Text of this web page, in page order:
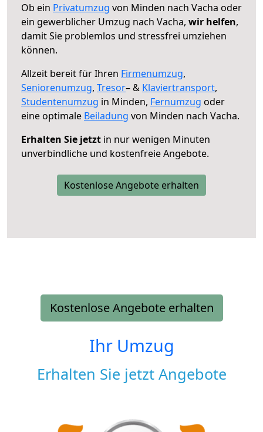
Ob ein Privatumzug von Minden nach Vacha oder
ein gewerblicher Umzug nach Vacha, wir helfen,
damit Sie problemlos und stressfrei umziehen
können.
Allzeit bereit für Ihren Firmenumzug,
Seniorenumzug, Tresor– & Klaviertransport,
Studentenumzug in Minden, Fernumzug oder
eine optimale Beiladung von Minden nach Vacha.
Erhalten Sie jetzt in nur wenigen Minuten
unverbindliche und kostenfreie Angebote.
Kostenlose Angebote erhalten
Kostenlose Angebote erhalten
Ihr Umzug
Erhalten Sie jetzt Angebote